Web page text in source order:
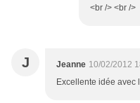
<br /> <br />
J Jeanne 10/02/2012
Excellente idée avec